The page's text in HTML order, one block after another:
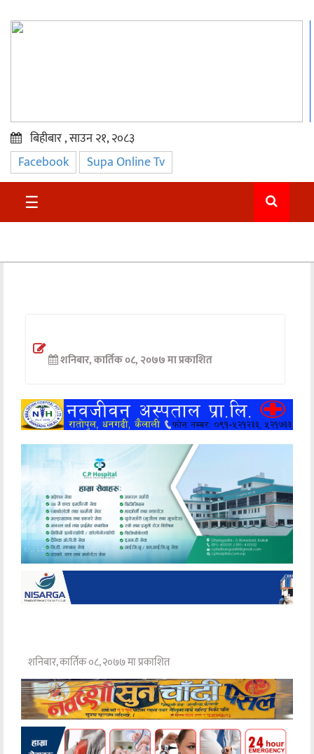
प्रमुख
समाचार
सुदुर
अन्तर्वार्ता
खेलकुद
मनोरञ्जन
अन्य
बिहीबार , साउन २१, २०८३
Facebook Supa Online Tv
☰
शनिबार, कार्तिक ०८, २०७७ मा प्रकाशित
शनिबार, कार्तिक ०८, २०७७ मा प्रकाशित